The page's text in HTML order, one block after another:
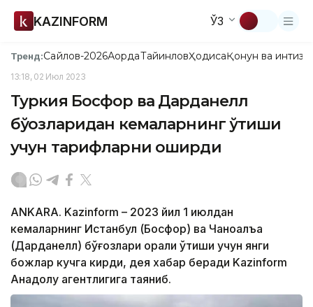
KAZINFORM ЎЗ
Тренд:Сайлов-2026АқордаТайинловҲодисаҚонун ва
13:18, 02 Июл 2023
Туркия Босфор ва Дарданелл
бўғозларидан кемаларнинг ўтиши
учун тарифларни оширди
ANKARA. Kazinform – 2023 йил 1 июлдан
кемаларнинг Истанбул (Босфор) ва Чаноққалъа
(Дарданелл) бўғозлари орқали ўтиши учун янги
божлар кучга кирди, дея хабар беради Kazinform
Анадолу агентлигига таяниб.